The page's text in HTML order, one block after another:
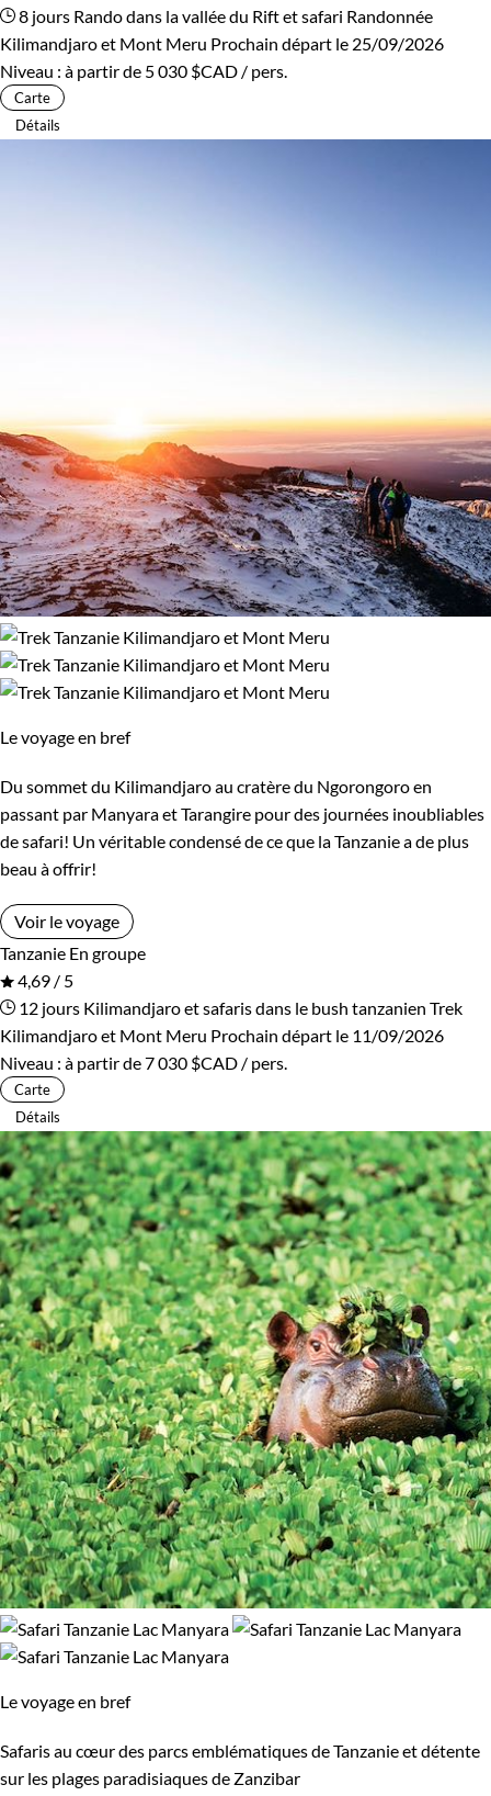
8 jours Rando dans la vallée du Rift et safari Randonnée
Kilimandjaro et Mont Meru Prochain départ le 25/09/2026
Niveau : à partir de 5 030 $CAD / pers.
Carte
Détails
Le voyage en bref
Du sommet du Kilimandjaro au cratère du Ngorongoro en
passant par Manyara et Tarangire pour des journées inoubliables
de safari! Un véritable condensé de ce que la Tanzanie a de plus
beau à offrir!
Voir le voyage
Tanzanie En groupe
4,69 / 5
12 jours Kilimandjaro et safaris dans le bush tanzanien Trek
Kilimandjaro et Mont Meru Prochain départ le 11/09/2026
Niveau : à partir de7 030 $CAD / pers.
Carte
Détails
Le voyage en bref
Safaris au cœur des parcs emblématiques de Tanzanie et détente
sur les plages paradisiaques de Zanzibar